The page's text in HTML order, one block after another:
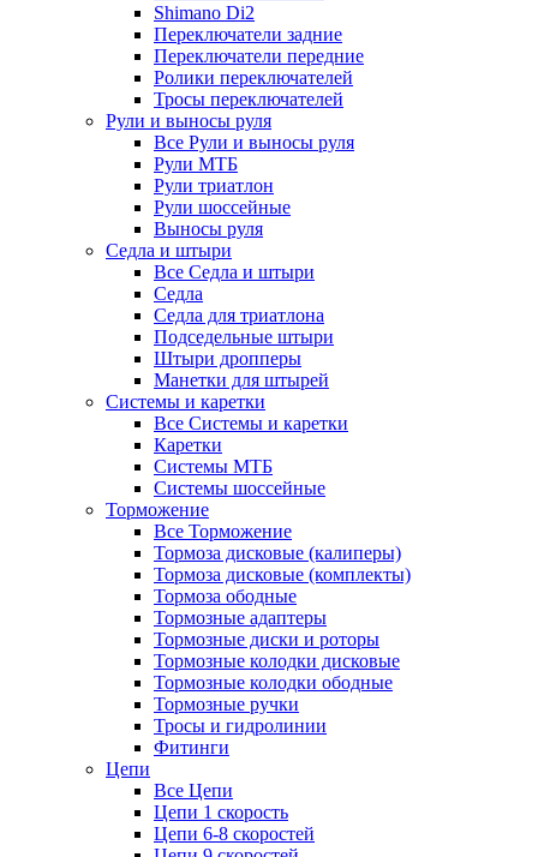
Shimano Di2
Переключатели задние
Переключатели передние
Ролики переключателей
Тросы переключателей
Рули и выносы руля
Все Рули и выносы руля
Рули МТБ
Рули триатлон
Рули шоссейные
Выносы руля
Седла и штыри
Все Седла и штыри
Седла
Седла для триатлона
Подседельные штыри
Штыри дропперы
Манетки для штырей
Системы и каретки
Все Системы и каретки
Каретки
Системы МТБ
Системы шоссейные
Торможение
Все Торможение
Тормоза дисковые (калиперы)
Тормоза дисковые (комплекты)
Тормоза ободные
Тормозные адаптеры
Тормозные диски и роторы
Тормозные колодки дисковые
Тормозные колодки ободные
Тормозные ручки
Тросы и гидролинии
Фитинги
Цепи
Все Цепи
Цепи 1 скорость
Цепи 6-8 скоростей